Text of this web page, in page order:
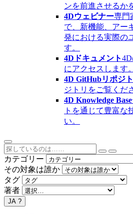
ンを前進させるか
4Dウェビナー専門
で、新機能、アー
発における実際の
す。
4Dドキュメント
にアクセスします。
4D GitHubリポジ
ジトリをご覧くだ
4D Knowledge Base
トを通じて豊富な
い。
カテゴリー
その対象は誰か
タグ
著者
JA ?